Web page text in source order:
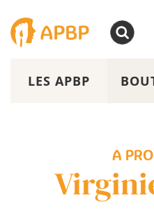
LES APBP
A